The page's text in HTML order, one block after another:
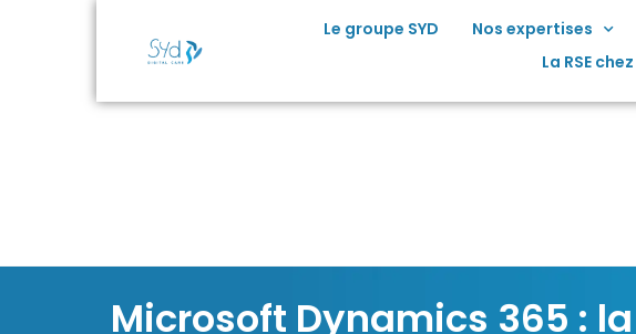
Le groupe SYD Nos expertises
La RSE chez
Microsoft Dynamics 365 : la